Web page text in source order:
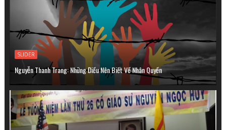
SLIDER
Nguyễn Thanh Trang: Những Điều Nên Biết Về Nhân Quyền